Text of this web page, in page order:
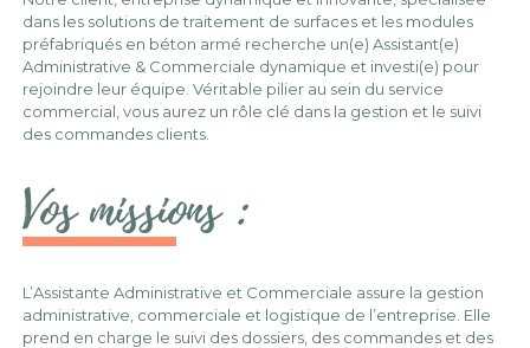
dans les solutions de traitement de surfaces et les modules
préfabriqués en béton armé recherche un(e) Assistant(e)
Administrative & Commerciale dynamique et investi(e) pour
rejoindre leur équipe. Véritable pilier au sein du service
commercial, vous aurez un rôle clé dans la gestion et le suivi
des commandes clients.
Vos missions :
L’Assistante Administrative et Commerciale assure la gestion
administrative, commerciale et logistique de l’entreprise. Elle
prend en charge le suivi des dossiers, des commandes et des